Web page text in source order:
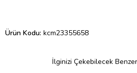
Ürün Kodu: kcm23355658
İlginizi Çekebilecek